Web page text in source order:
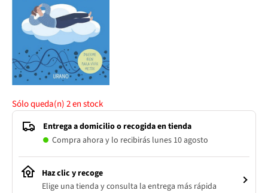
Sólo queda(n)2en stock
Entrega a domicilio o recogida en tienda
Compra ahora y lo recibirás lunes 10 agosto
Haz clic y recoge
Elige una tienda y consulta la entrega más rápida